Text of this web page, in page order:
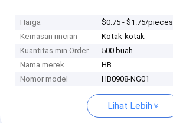
Harga
$0.75 - $1.75/pieces
Kemasan rincian
Kotak-kotak
Kuantitas min Order
500 buah
Nama merek
HB
Nomor model
HB0908-NG01
Lihat Lebih